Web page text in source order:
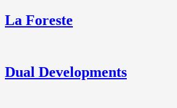
La Foreste
Dual Developments